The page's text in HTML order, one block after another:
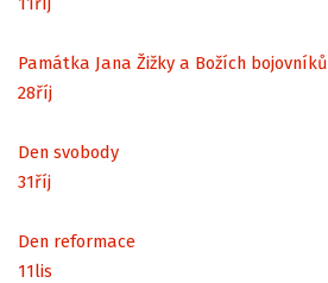
Památka Jana Žižky a Božích bojovníků
28říj
Den svobody
31říj
Den reformace
11lis